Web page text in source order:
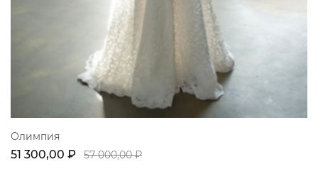
Олимпия
51 300,00 ₽ 57 000,00 ₽